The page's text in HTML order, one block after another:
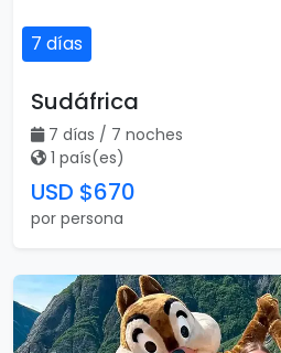
7 días
Sudáfrica
7 días / 7 noches
1 país(es)
USD $670
por persona